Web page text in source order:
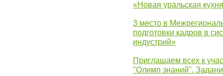
«Новая уральская
3 место в
подготовки кадров в
индустрий»
Приглашаем всех к
"Олимп знаний".